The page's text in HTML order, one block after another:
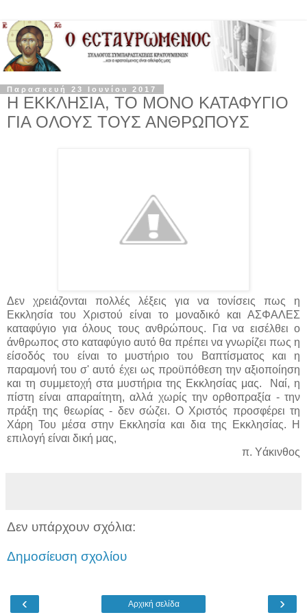
Παρασκευή 23 Ιουνίου 2017
Η ΕΚΚΛΗΣΙΑ, ΤΟ ΜΟΝΟ ΚΑΤΑΦΥΓΙΟ
ΓΙΑ ΟΛΟΥΣ ΤΟΥΣ ΑΝΘΡΩΠΟΥΣ
Δεν χρειάζονται πολλές λέξεις για να τονίσεις πως η
Εκκλησία του Χριστού είναι το μοναδικό και ΑΣΦΑΛΕΣ
καταφύγιο για όλους τους ανθρώπους. Για να εισέλθει ο
άνθρωπος στο καταφύγιο αυτό θα πρέπει να γνωρίζει πως η
είσοδός του είναι το μυστήριο του Βαπτίσματος και η
παραμονή του σ' αυτό έχει ως προϋπόθεση την αξιοποίηση
και τη συμμετοχή στα μυστήρια της Εκκλησίας μας. Ναί, η
πίστη είναι απαραίτητη, αλλά χωρίς την ορθοπραξία - την
πράξη της θεωρίας - δεν σώζει. Ο Χριστός προσφέρει τη
Χάρη Του μέσα στην Εκκλησία και δια της Εκκλησίας. Η
επιλογή είναι δική μας,
π. Υάκινθος
Δεν υπάρχουν σχόλια:
Δημοσίευση σχολίου
‹ ›
Αρχική σελίδα